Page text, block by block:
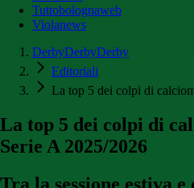
Tuttobolognaweb
Violanews
DerbyDerbyDerby
Editoriali
La top 5 dei colpi di
La top 5 dei colpi di
Serie A 2025/2026